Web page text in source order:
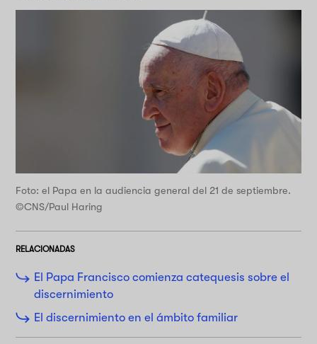
Foto: el Papa en la audiencia general del 21 de septiembre.
©CNS/Paul Haring
RELACIONADAS
El Papa Francisco comienza catequesis sobre el
discernimiento
El discernimiento en el ámbito familiar